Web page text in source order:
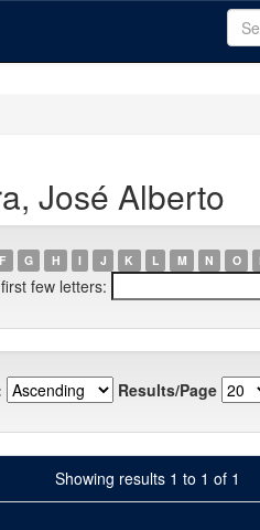
José Alberto
F G H I J K L M N O
few letters:
Results/Page
Showing results 1 to 1 of 1